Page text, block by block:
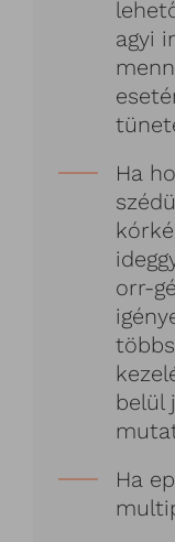
agyi
Ha
orr-
belül
Ha